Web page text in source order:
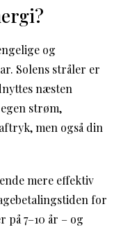
og
Solens stråler er
næsten
strøm,
men også din
mere effektiv
for
7–10 år – og